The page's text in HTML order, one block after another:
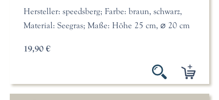
Hersteller: speedsberg; Farbe: braun, schwarz,
Material: Seegras; Maße: Höhe 25 cm, ⌀ 20 cm
19,90 €